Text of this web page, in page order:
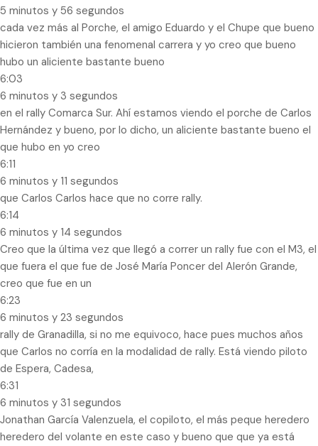
5 minutos y 56 segundos
cada vez más al Porche, el amigo Eduardo y el Chupe que bueno
hicieron también una fenomenal carrera y yo creo que bueno
hubo un aliciente bastante bueno
6:03
6 minutos y 3 segundos
en el rally Comarca Sur. Ahí estamos viendo el porche de Carlos
Hernández y bueno, por lo dicho, un aliciente bastante bueno el
que hubo en yo creo
6:11
6 minutos y 11 segundos
que Carlos Carlos hace que no corre rally.
6:14
6 minutos y 14 segundos
Creo que la última vez que llegó a correr un rally fue con el M3, el
que fuera el que fue de José María Poncer del Alerón Grande,
creo que fue en un
6:23
6 minutos y 23 segundos
rally de Granadilla, si no me equivoco, hace pues muchos años
que Carlos no corría en la modalidad de rally. Está viendo piloto
de Espera, Cadesa,
6:31
6 minutos y 31 segundos
Jonathan García Valenzuela, el copiloto, el más peque heredero
heredero del volante en este caso y bueno que que ya está